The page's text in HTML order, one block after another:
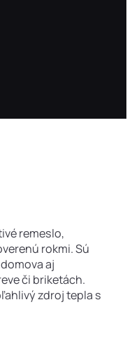
remeslo,
rokmi. Sú
aj
či briketách.
zdroj tepla s